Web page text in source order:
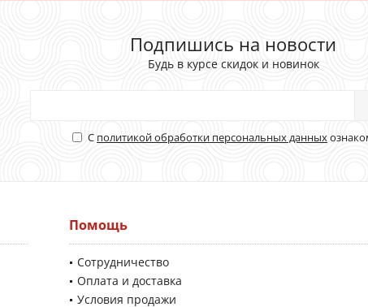
Подпишись на новости
Будь в курсе скидок и новинок
С политикой обработки персональных данных
Помощь
Сотрудничество
Оплата и доставка
Условия продажи